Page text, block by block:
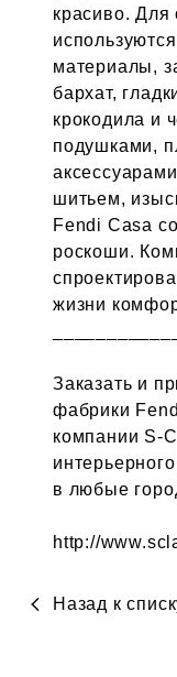
красиво. Для
материалы,
бархат,
крокодила и
подушками,
шитьем,
Fendi Casa
роскоши.
жизни
Заказать и
фабрики
компании S-
в любые
http://
Назад к